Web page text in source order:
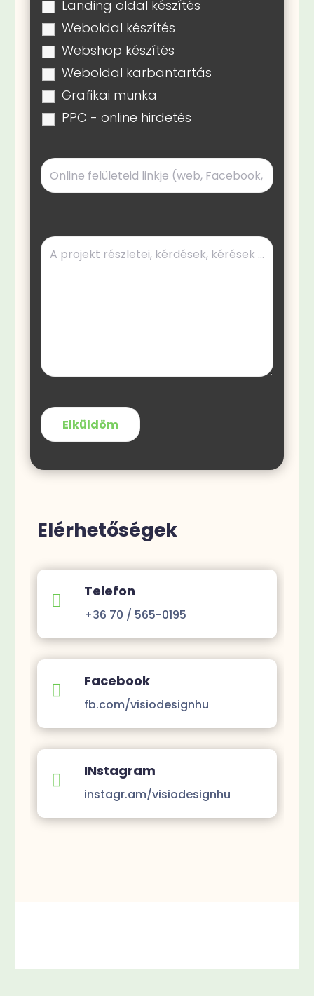
Landing oldal készítés
Weboldal készítés
Webshop készítés
Weboldal karbantartás
Grafikai munka
PPC - online hirdetés
Elérhetőségek

Telefon
+36 70 / 565-0195

Facebook
fb.com/visiodesignhu

INstagram
instagr.am/visiodesignhu